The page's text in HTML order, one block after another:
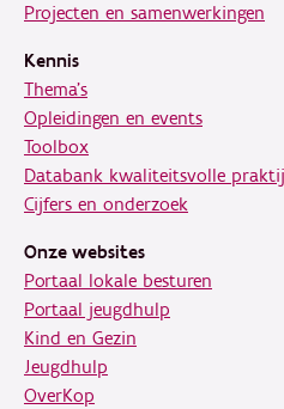
Projecten en samenwerkingen
Kennis
Thema's
Opleidingen en events
Toolbox
Databank kwaliteitsvolle
Cijfers en onderzoek
Onze websites
Portaal lokale besturen
Portaal jeugdhulp
Kind en Gezin
Jeugdhulp
OverKop